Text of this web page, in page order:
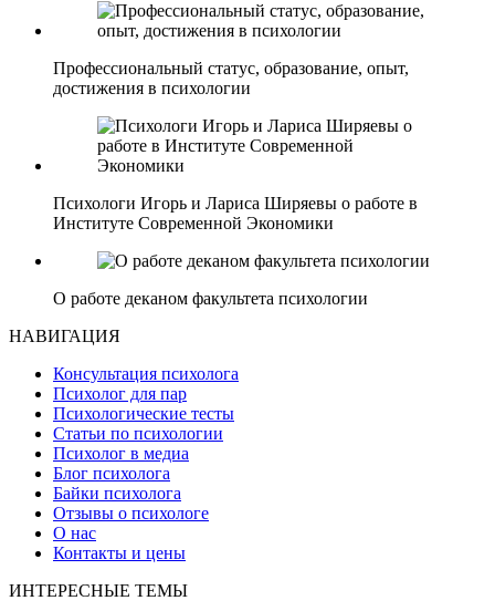
Профессиональный статус, образование, опыт,
достижения в психологии
Психологи Игорь и Лариса Ширяевы о работе в
Институте Современной Экономики
О работе деканом факультета психологии
НАВИГАЦИЯ
Консультация психолога
Психолог для пар
Психологические тесты
Статьи по психологии
Психолог в медиа
Блог психолога
Байки психолога
Отзывы о психологе
О нас
Контакты и цены
ИНТЕРЕСНЫЕ ТЕМЫ